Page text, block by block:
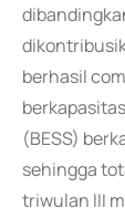
berhasil
(BESS)
sehingga
triwulan III